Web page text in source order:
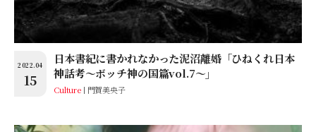
2022.04
15
日本書紀に書かれなかった泥沼離婚「ひねくれ日本
神話考〜ボッチ神の国篇vol.7～」
Culture 門賀美央子